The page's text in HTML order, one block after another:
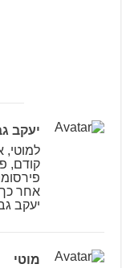
יעקב
למוטי,
קודם,
אחר
יעקב
מוטי